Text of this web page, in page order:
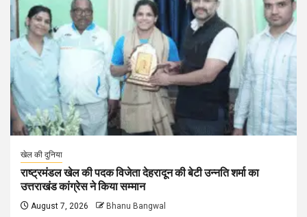
खेल की दुनिया
राष्ट्रमंडल खेल की पदक विजेता देहरादून की बेटी उन्नति शर्मा का
उत्तराखंड कांग्रेस ने किया सम्मान
August 7, 2026 Bhanu Bangwal